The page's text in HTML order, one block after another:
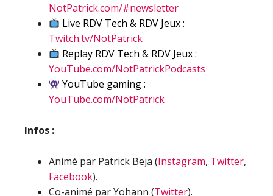
NotPatrick.com/#newsletter
Live RDV Tech & RDV Jeux :
Twitch.tv/NotPatrick
Replay RDV Tech & RDV Jeux :
YouTube.com/NotPatrickPodcasts
YouTube gaming :
YouTube.com/NotPatrick
Infos :
Animé par Patrick Beja (Instagram, Twitter,
Facebook).
Co-animé par Yohann (Twitter).